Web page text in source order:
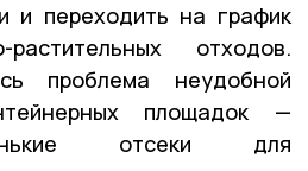
и переходить на график
отходов.
проблема неудобной
площадок —
отсеки для